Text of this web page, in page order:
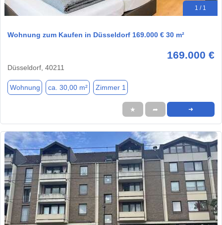
1 / 1
Wohnung zum Kaufen in Düsseldorf 169.000 € 30 m²
169.000 €
Düsseldorf, 40211
Wohnung ca. 30,00 m² Zimmer 1
★ ➦ ➜